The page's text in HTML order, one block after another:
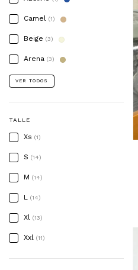
Camel (1)
Beige (3)
Arena (3)
VER TODOS
TALLE
Xs (1)
S (14)
M (14)
L (14)
Xl (13)
Xxl (11)